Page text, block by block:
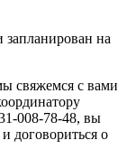
на
свяжемся с вами
008-78-48, вы
договориться о